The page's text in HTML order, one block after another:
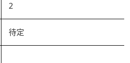
2
待定